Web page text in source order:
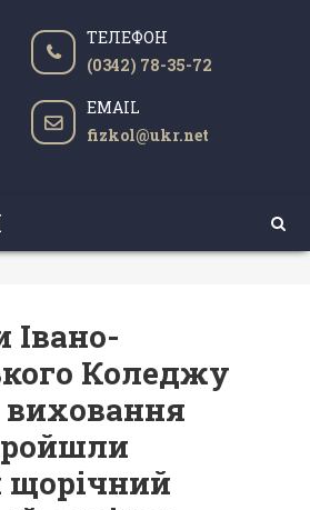
ТЕЛЕФОН
(0342) 78-35-72
EMAIL
fizkol@ukr.net
Івано-
Коледжу
виховання
щорічний